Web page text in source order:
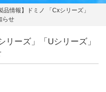
品情報】ドミノ 「Cxシリーズ」
らせ
リーズ」「Uシリーズ」